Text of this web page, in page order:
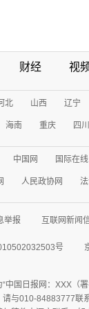
财经 视
北 山西 辽宁
海南 重庆 四川
中国网 国际在线
人民政协网
举报 互联网新闻
号
中国日报网：XXX（
与010-84883777联